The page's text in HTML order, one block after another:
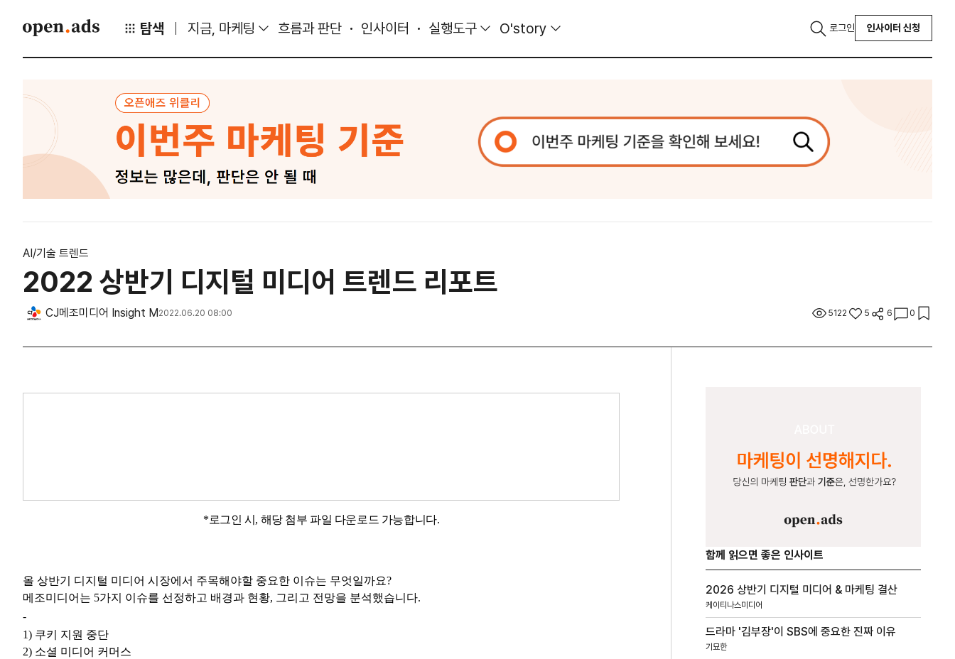
탐색 지금, 마케팅 흐름과 판단 인사이터 실행도구 O'story 로그인 인사이터 신청
AI/기술 트렌드
2022 상반기 디지털 미디어 트렌드 리포트
CJ메조미디어 Insight M 2022.06.20 08:00 5122 5 6 0
*로그인 시, 해당 첨부 파일 다운로드 가능합니다.
올 상반기 디지털 미디어 시장에서 주목해야할 중요한 이슈는 무엇일까요?
메조미디어는 5가지 이슈를 선정하고 배경과 현황, 그리고 전망을 분석했습니다.
-
1) 쿠키 지원 중단
2) 소셜 미디어 커머스
함께 읽으면 좋은 인사이트
2026 상반기 디지털 미디어 & 마케팅 결산
케이티나스미디어
드라마 '김부장'이 SBS에 중요한 진짜 이유
기묘한